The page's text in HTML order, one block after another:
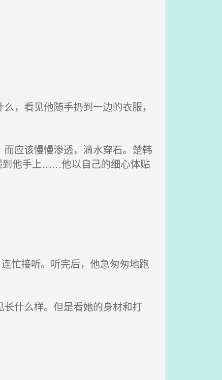
，看见他随手扔到一边的衣服，
应该慢慢渗透，滴水穿石。楚韩
到他手上……他以自己的细心体贴
忙接听。听完后，他急匆匆地跑
什么样。但是看她的身材和打